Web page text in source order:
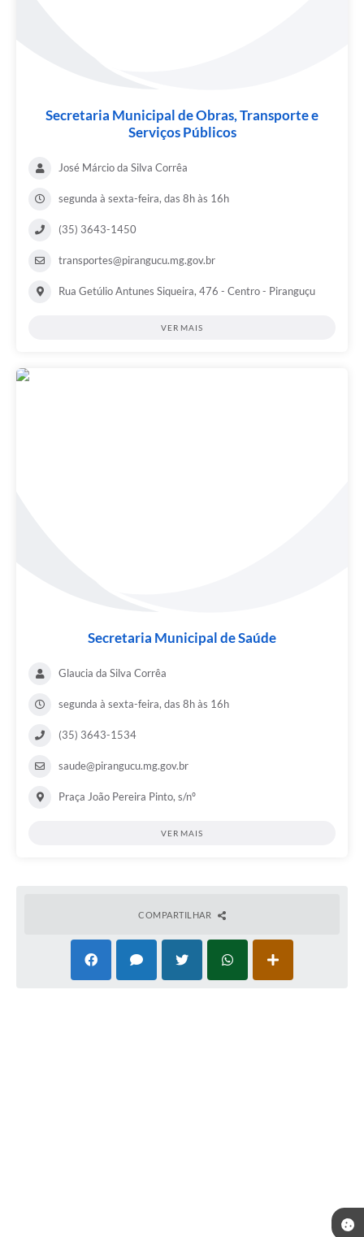
Secretaria Municipal de Obras, Transporte e
Serviços Públicos
José Márcio da Silva Corrêa
segunda à sexta-feira, das 8h às 16h
(35) 3643-1450
transportes@pirangucu.mg.gov.br
Rua Getúlio Antunes Siqueira, 476 - Centro - Piranguçu
VER MAIS
Secretaria Municipal de Saúde
Glaucia da Silva Corrêa
segunda à sexta-feira, das 8h às 16h
(35) 3643-1534
saude@pirangucu.mg.gov.br
Praça João Pereira Pinto, s/nº
VER MAIS
COMPARTILHAR